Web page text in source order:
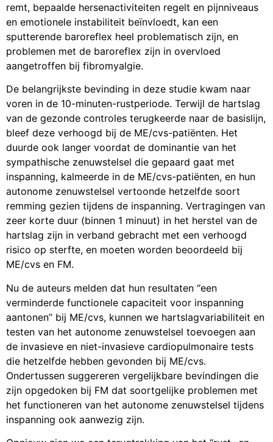
remt, bepaalde hersenactiviteiten regelt en pijnniveaus
en emotionele instabiliteit beïnvloedt, kan een
sputterende baroreflex heel problematisch zijn, en
problemen met de baroreflex zijn in overvloed
aangetroffen bij fibromyalgie.
De belangrijkste bevinding in deze studie kwam naar
voren in de 10-minuten-rustperiode. Terwijl de hartslag
van de gezonde controles terugkeerde naar de basislijn,
bleef deze verhoogd bij de ME/cvs-patiënten. Het
duurde ook langer voordat de dominantie van het
sympathische zenuwstelsel die gepaard gaat met
inspanning, kalmeerde in de ME/cvs-patiënten, en hun
autonome zenuwstelsel vertoonde hetzelfde soort
remming gezien tijdens de inspanning. Vertragingen van
zeer korte duur (binnen 1 minuut) in het herstel van de
hartslag zijn in verband gebracht met een verhoogd
risico op sterfte, en moeten worden beoordeeld bij
ME/cvs en FM.
Nu de auteurs melden dat hun resultaten “een
verminderde functionele capaciteit voor inspanning
aantonen” bij ME/cvs, kunnen we hartslagvariabiliteit en
testen van het autonome zenuwstelsel toevoegen aan
de invasieve en niet-invasieve cardiopulmonaire tests
die hetzelfde hebben gevonden bij ME/cvs.
Ondertussen suggereren vergelijkbare bevindingen die
zijn opgedoken bij FM dat soortgelijke problemen met
het functioneren van het autonome zenuwstelsel tijdens
inspanning ook aanwezig zijn.